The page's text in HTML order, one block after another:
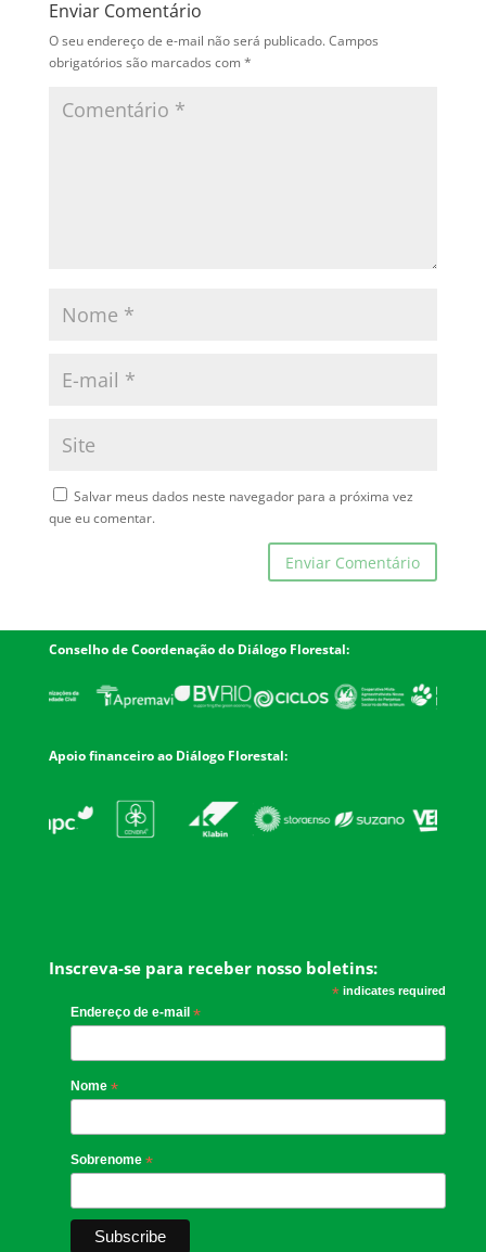
Enviar Comentário
O seu endereço de e-mail não será publicado.Campos
obrigatórios são marcados com *
Salvar meus dados neste navegador para a próxima vez
que eu comentar.
Conselho de Coordenação do Diálogo Florestal:
Apoio financeiro ao Diálogo Florestal:
Inscreva-se para receber nosso boletins:
*indicates required
Endereço de e-mail *
Nome *
Sobrenome *